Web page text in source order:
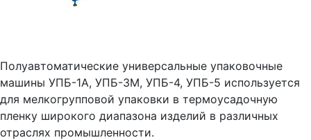
Полуавтоматические универсальные упаковочные
машины УПБ-1А, УПБ-3М, УПБ-4, УПБ-5 используется
для мелкогрупповой упаковки в термоусадочную
пленку широкого диапазона изделий в различных
отраслях промышленности.